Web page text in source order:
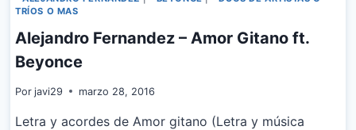
TRÍOS O MAS
Alejandro Fernandez – Amor Gitano ft.
Beyonce
Por javi29 marzo 28, 2016
Letra y acordes de Amor gitano (Letra y música